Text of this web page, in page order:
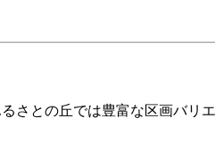
さとの丘では豊富な区画バリ